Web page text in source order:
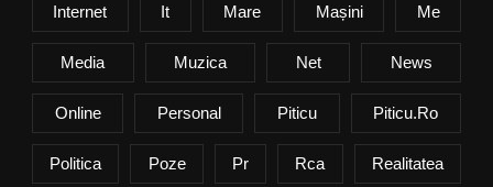
Internet It Mare Mașini Me
Media Muzica Net News
Online Personal Piticu Piticu.ro
Politica Poze Pr Rca Realitatea